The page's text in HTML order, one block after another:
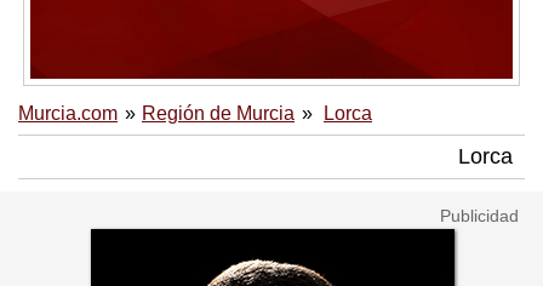
Murcia.com Región de Murcia Lorca
Lorca